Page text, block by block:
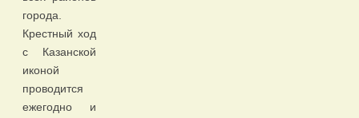
города.
Крестный ход
с Казанской
иконой
проводится
ежегодно и